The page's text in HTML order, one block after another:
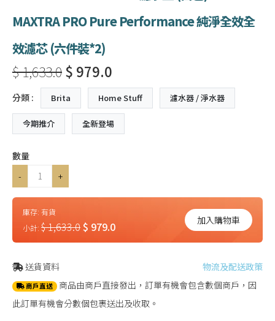
MAXTRA PRO Pure Performance 純淨全效全
效濾芯 (六件裝*2)
$ 1,633.0$ 979.0
分類 : Brita Home Stuff 濾水器 / 淨水器
今期推介 全新登場
數量
-
+
庫存: 有貨
小計: $ 1,633.0$ 979.0 加入購物車
送貨資料 物流及配送政策
商戶直送 商品由商戶直接發出，訂單有機會包含數個商戶，因
此訂單有機會分數個包裹送出及收取。